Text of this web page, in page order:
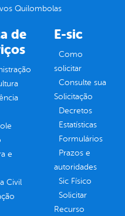
Quilombolas
de
e
Civil
E-sic
Como
solicitar
Consulte sua
Solicitação
Decretos
Estatísticas
Formulários
Prazos e
autoridades
Sic Físico
Solicitar
Recurso